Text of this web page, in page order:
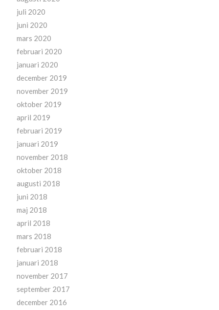
juli 2020
juni 2020
mars 2020
februari 2020
januari 2020
december 2019
november 2019
oktober 2019
april 2019
februari 2019
januari 2019
november 2018
oktober 2018
augusti 2018
juni 2018
maj 2018
april 2018
mars 2018
februari 2018
januari 2018
november 2017
september 2017
december 2016